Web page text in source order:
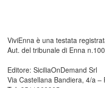
ViviEnna è una testata
Aut. del tribunale di Enna
Editore: SiciliaOnDemand Srl
Via Castellana Bandiera, 4/a –